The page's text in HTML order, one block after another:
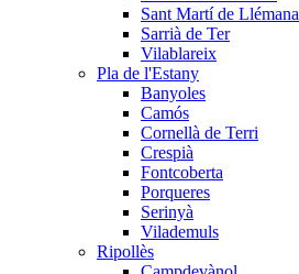
Sant Martí de Llémana
Sarrià de Ter
Vilablareix
Pla de l'Estany
Banyoles
Camós
Cornellà de Terri
Crespià
Fontcoberta
Porqueres
Serinyà
Vilademuls
Ripollès